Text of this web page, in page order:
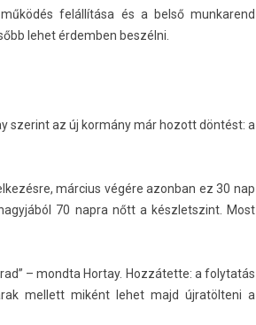
felállítása és a belső mun­karend
lehet érdemb­en beszélni.
szerint az új kormány már hozott döntést: a
március végére azon­ban ez 30 nap
70 napra nőtt a készletszint. Most
– mondta Hor­tay. Hozzátette: a folytatás
mel­lett miként lehet majd újratölteni a